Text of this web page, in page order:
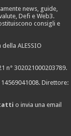
news, guide,
Defi e Web3.
consigli e
ALESSIO
n° 302021000203789.
14569041008. Direttore:
o invia una email